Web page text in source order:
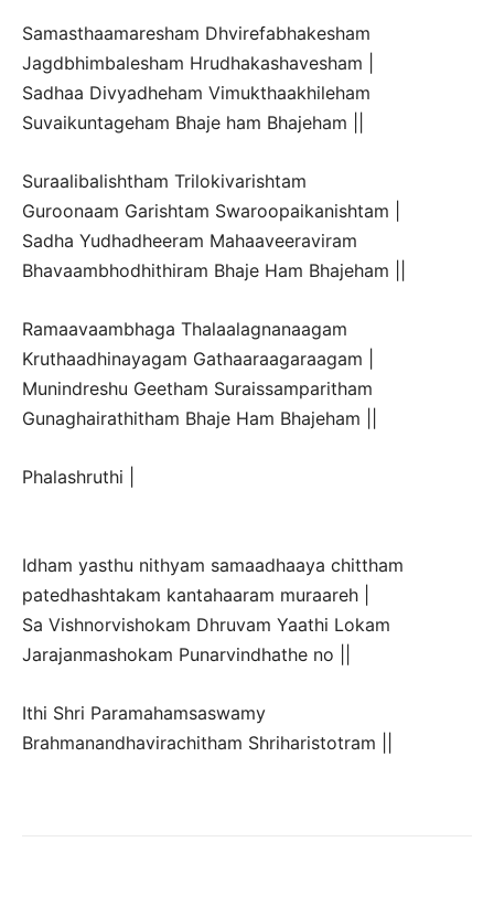
Samasthaamaresham Dhvirefabhakesham
Jagdbhimbalesham Hrudhakashavesham |
Sadhaa Divyadheham Vimukthaakhileham
Suvaikuntageham Bhaje ham Bhajeham ||
Suraalibalishtham Trilokivarishtam
Guroonaam Garishtam Swaroopaikanishtam |
Sadha Yudhadheeram Mahaaveeraviram
Bhavaambhodhithiram Bhaje Ham Bhajeham ||
Ramaavaambhaga Thalaalagnanaagam
Kruthaadhinayagam Gathaaraagaraagam |
Munindreshu Geetham Suraissamparitham
Gunaghairathitham Bhaje Ham Bhajeham ||
Phalashruthi |
Idham yasthu nithyam samaadhaaya chittham
patedhashtakam kantahaaram muraareh |
Sa Vishnorvishokam Dhruvam Yaathi Lokam
Jarajanmashokam Punarvindhathe no ||
Ithi Shri Paramahamsaswamy
Brahmanandhavirachitham Shriharistotram ||